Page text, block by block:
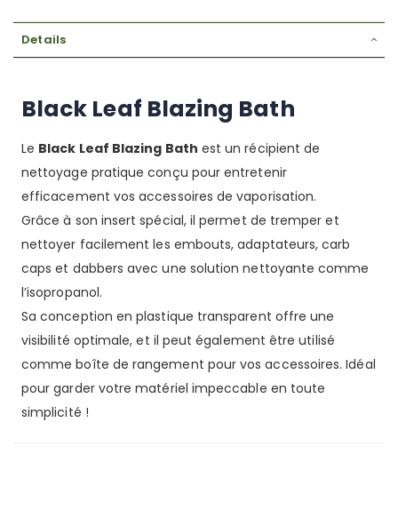
Details
Black Leaf Blazing Bath
Le Black Leaf Blazing Bath est un récipient de
nettoyage pratique conçu pour entretenir
efficacement vos accessoires de vaporisation.
Grâce à son insert spécial, il permet de tremper et
nettoyer facilement les embouts, adaptateurs, carb
caps et dabbers avec une solution nettoyante comme
l’isopropanol.
Sa conception en plastique transparent offre une
visibilité optimale, et il peut également être utilisé
comme boîte de rangement pour vos accessoires. Idéal
pour garder votre matériel impeccable en toute
simplicité !